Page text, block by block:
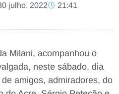
julho, 2022 21:41
Milani, acompanhou o
neste sábado, dia
amigos, admiradores, do